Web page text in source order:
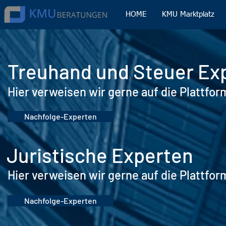
HOME KMU Marktplatz
Treuhand und Steuer
Hier verweisen wir gerne auf die
Nachfolge-Experten
Juristische Experten
Hier verweisen wir gerne auf die
Nachfolge-Experten